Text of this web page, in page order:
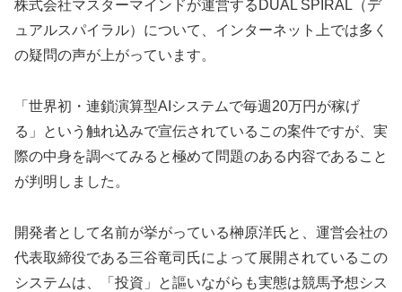
株式会社マスターマインドが運営するDUAL SPIRAL（デ
ュアルスパイラル）について、インターネット上では多く
の疑問の声が上がっています。
「世界初・連鎖演算型AIシステムで毎週20万円が稼げ
る」という触れ込みで宣伝されているこの案件ですが、実
際の中身を調べてみると極めて問題のある内容であること
が判明しました。
開発者として名前が挙がっている榊原洋氏と、運営会社の
代表取締役である三谷竜司氏によって展開されているこの
システムは、「投資」と謳いながらも実態は競馬予想シス